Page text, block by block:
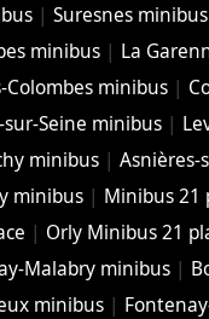
|Suresnes minibus
minibus| La
Colombes minibus |
Seine minibus|
minibus| Asnières-
minibus| Minibus 21
| Orly Minibus 21
Malabry minibus|
minibus |